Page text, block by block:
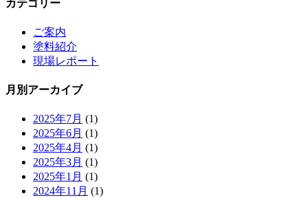
カテゴリー
ご案内
塗料紹介
現場レポート
月別アーカイブ
2025年7月 (1)
2025年6月 (1)
2025年4月 (1)
2025年3月 (1)
2025年1月 (1)
2024年11月 (1)